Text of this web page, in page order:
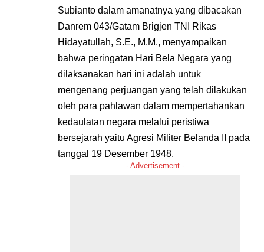
Subianto dalam amanatnya yang dibacakan
Danrem 043/Gatam Brigjen TNI Rikas
Hidayatullah, S.E., M.M., menyampaikan
bahwa peringatan Hari Bela Negara yang
dilaksanakan hari ini adalah untuk
mengenang perjuangan yang telah dilakukan
oleh para pahlawan dalam mempertahankan
kedaulatan negara melalui peristiwa
bersejarah yaitu Agresi Militer Belanda II pada
tanggal 19 Desember 1948.
- Advertisement -